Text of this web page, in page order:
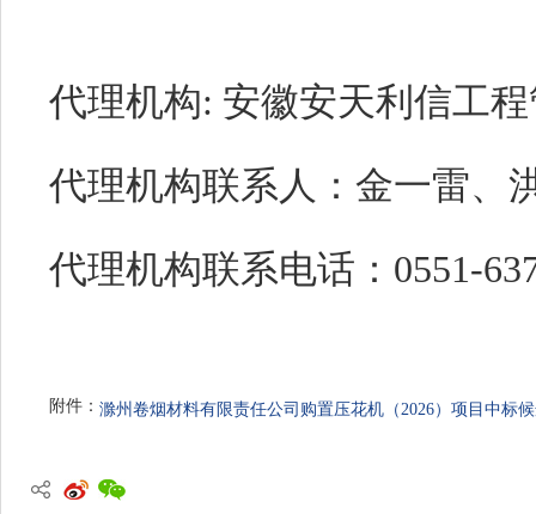
代理机构: 安徽安天利信工
代理机构联系人：金一雷、
代理机构联系电话：0551-
附件： 滁州卷烟材料有限责任公司购置压花机（2026）项目中标